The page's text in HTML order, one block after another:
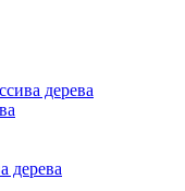
дерева
дерева